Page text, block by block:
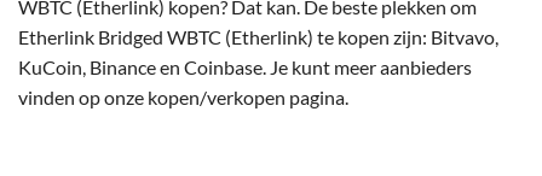
WBTC (Etherlink) kopen? Dat kan. De beste plekken om
Etherlink Bridged WBTC (Etherlink) te kopen zijn: Bitvavo,
KuCoin, Binance en Coinbase. Je kunt meer aanbieders
vinden op onze kopen/verkopen pagina.